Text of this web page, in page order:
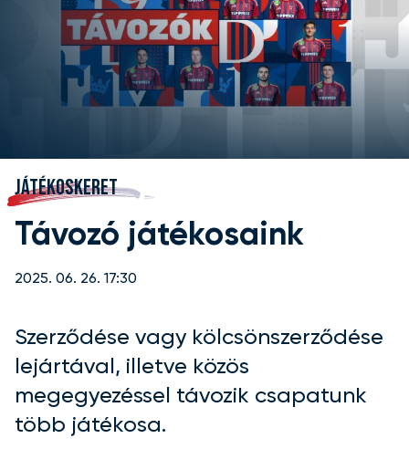
JÁTÉKOSKERET
Távozó játékosaink
2025. 06. 26. 17:30
Szerződése vagy kölcsönszerződése
lejártával, illetve közös
megegyezéssel távozik csapatunk
több játékosa.